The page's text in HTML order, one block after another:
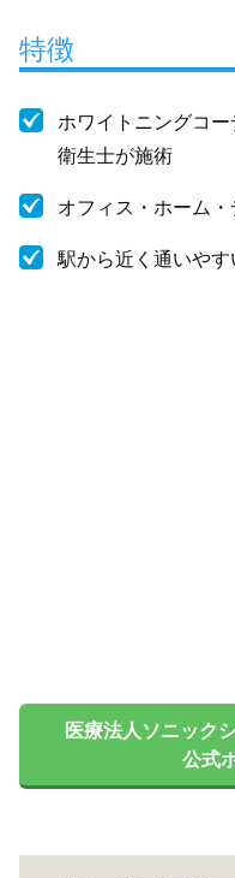
特徴
ホワイトニングコ
衛生士が施術
オフィス・ホーム
駅から近く通いやす
医療法人ソニック
公式